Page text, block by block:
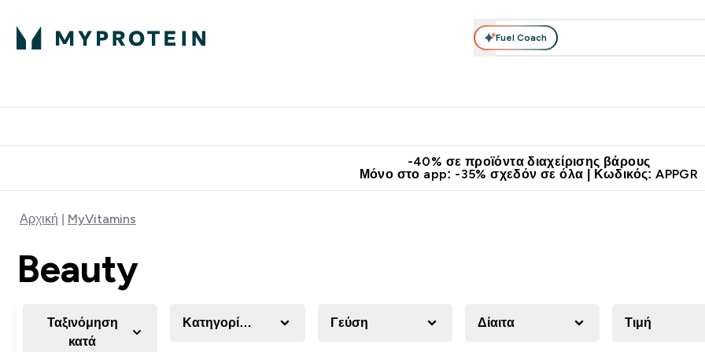
Fuel Coach
-40% σε προϊόντα διαχείρισης βάρους
Μόνο στο app: -35% σχεδόν σε όλα | Κωδικός: APPGR
Αρχική MyVitamins
Beauty
Ταξινόμηση
κατά
Κατηγορία Προϊόντος Γεύση Δίαιτα Τιμή